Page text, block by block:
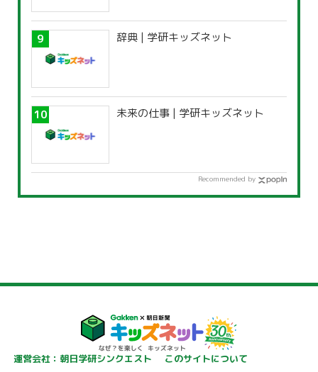
辞典 | 学研キッズネット
未来の仕事 | 学研キッズネット
Recommended by
運営会社：朝日学研シンクエスト このサイトについて